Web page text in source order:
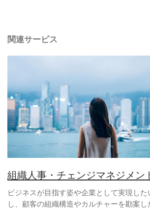
関連サービス
組織人事・チェンジマネジメン
ビジネスが目指す姿や企業として実現し
し、顧客の組織構造やカルチャーを勘案